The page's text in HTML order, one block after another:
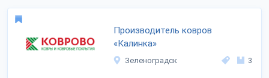
Производитель ковров
«Калинка»
Зеленоградск 3